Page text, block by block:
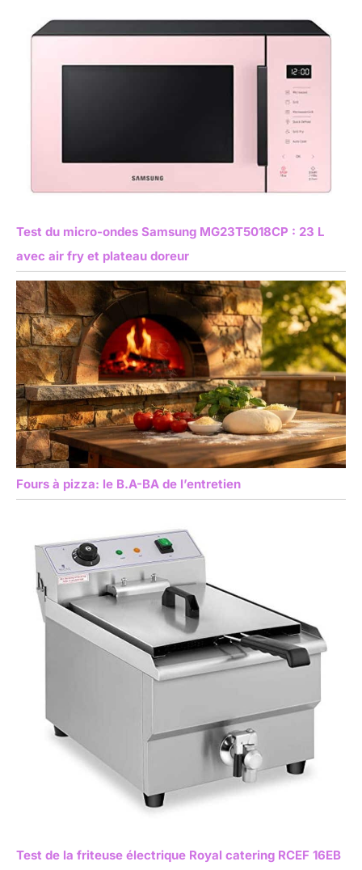
Test du micro-ondes Samsung MG23T5018CP : 23 L
avec air fry et plateau doreur
Fours à pizza: le B.A-BA de l’entretien
Test de la friteuse électrique Royal catering RCEF 16EB